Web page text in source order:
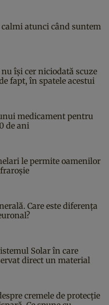
atunci când suntem
își cer niciodată scuze
fapt, în spatele acestui
medicament pentru
de ani
le permite oamenilor
Care este diferența
Solar în care
direct un material
cremele de protecție